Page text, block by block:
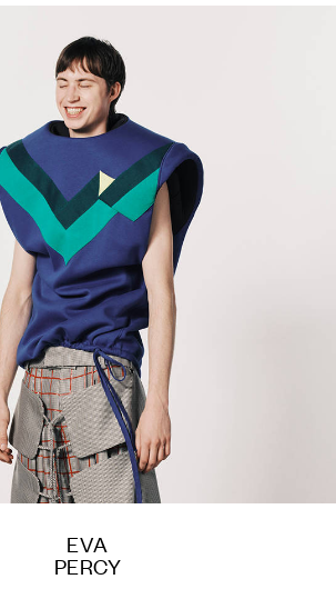
EVA
PERCY